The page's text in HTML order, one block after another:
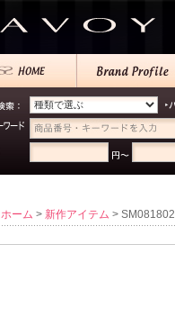
ホーム > 新作アイテム > SM081802